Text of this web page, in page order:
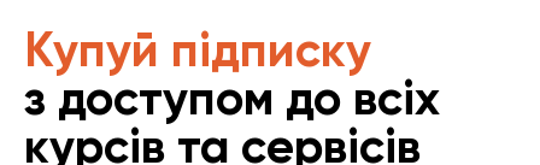
Купуй підписку
з доступом до всіх
курсів та сервісів